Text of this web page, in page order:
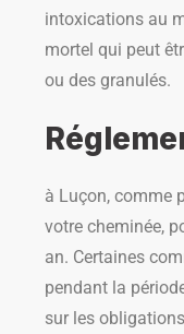
intoxications au
mortel qui peut
ou des granulés.
à Luçon, comme
votre cheminée,
an. Certaines
pendant la
sur les